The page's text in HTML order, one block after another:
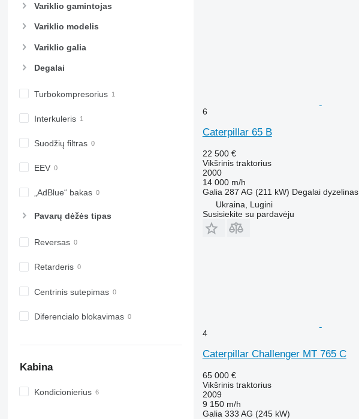
Variklio gamintojas
Variklio modelis
Variklio galia
Degalai
Turbokompresorius
Interkuleris
Suodžių filtras
EEV
„AdBlue“ bakas
Pavarų dėžės tipas
Reversas
Retarderis
Centrinis sutepimas
Diferencialo blokavimas
Kabina
Kondicionierius
6
Caterpillar 65 B
22 500 €
Vikšrinis traktorius
2000
14 000 m/h
Galia 287 AG (211 kW) Degalai dyzelinas
Ukraina, Lugini
Susisiekite su pardavėju
4
Caterpillar Challenger MT 765 C
65 000 €
Vikšrinis traktorius
2009
9 150 m/h
Galia 333 AG (245 kW)